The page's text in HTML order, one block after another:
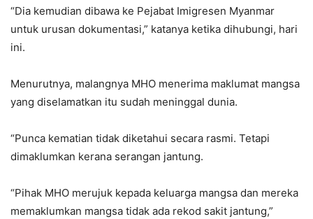
“Dia kemudian dibawa ke Pejabat Imigresen Myanmar
untuk urusan dokumentasi,” katanya ketika dihubungi, hari
ini.
Menurutnya, malangnya MHO menerima maklumat mangsa
yang diselamatkan itu sudah meninggal dunia.
“Punca kematian tidak diketahui secara rasmi. Tetapi
dimaklumkan kerana serangan jantung.
“Pihak MHO merujuk kepada keluarga mangsa dan mereka
memaklumkan mangsa tidak ada rekod sakit jantung,”